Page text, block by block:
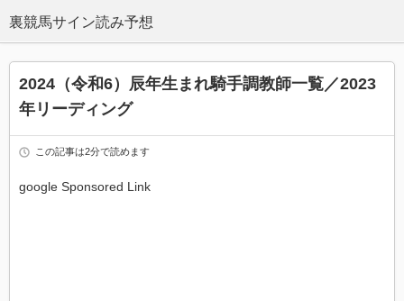
2024（令和6）辰年生まれ騎手調教師一覧／2023
年リーディング
この記事は2分で読めます
google Sponsored Link